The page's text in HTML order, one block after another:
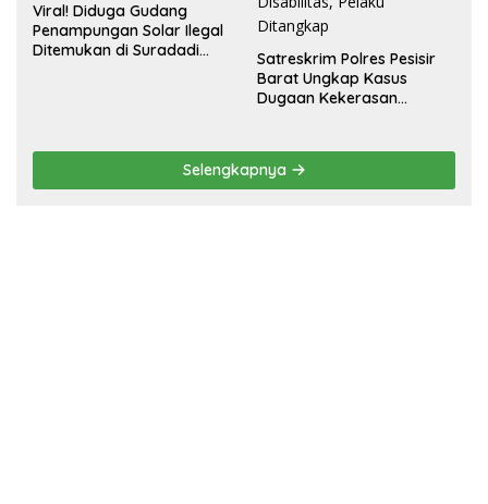
Viral! Diduga Gudang
Penampungan Solar Ilegal
Ditemukan di Suradadi
Satreskrim Polres Pesisir
Barat Ungkap Kasus
Dugaan Kekerasan
Pelaku Ditangkap
Selengkapnya